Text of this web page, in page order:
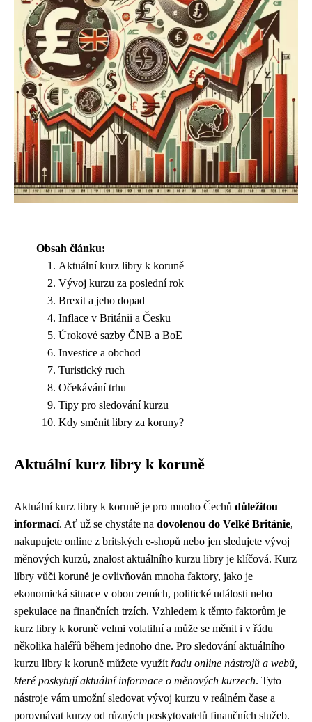
Obsah článku:
Aktuální kurz libry k koruně
Vývoj kurzu za poslední rok
Brexit a jeho dopad
Inflace v Británii a Česku
Úrokové sazby ČNB a BoE
Investice a obchod
Turistický ruch
Očekávání trhu
Tipy pro sledování kurzu
Kdy směnit libry za koruny?
Aktuální kurz libry k koruně
Aktuální kurz libry k koruně je pro mnoho Čechů důležitou
informací. Ať už se chystáte na dovolenou do Velké Británie,
nakupujete online z britských e-shopů nebo jen sledujete vývoj
měnových kurzů, znalost aktuálního kurzu libry je klíčová. Kurz
libry vůči koruně je ovlivňován mnoha faktory, jako je
ekonomická situace v obou zemích, politické události nebo
spekulace na finančních trzích. Vzhledem k těmto faktorům je
kurz libry k koruně velmi volatilní a může se měnit i v řádu
několika haléřů během jednoho dne. Pro sledování aktuálního
kurzu libry k koruně můžete využít řadu online nástrojů a webů,
které poskytují aktuální informace o měnových kurzech. Tyto
nástroje vám umožní sledovat vývoj kurzu v reálném čase a
porovnávat kurzy od různých poskytovatelů finančních služeb.